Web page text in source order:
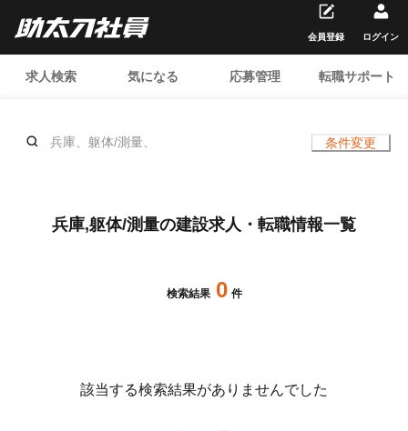
求人検索 気になる 応募管理 転職サポート
会員登録 ログイン
兵庫、躯体/測量、 条件変更
兵庫,躯体/測量の建設求人・転職情報一覧
検索結果 0 件
該当する検索結果がありませんでした